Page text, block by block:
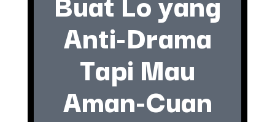
Anti-Drama
Tapi Mau
Aman-Cuan